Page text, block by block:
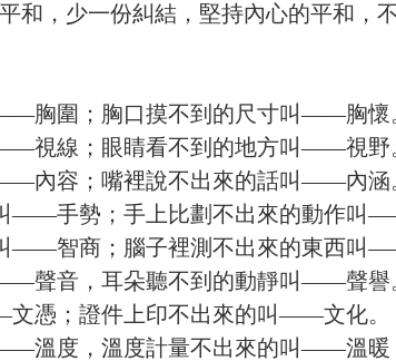
和，少一份糾結，堅持內心的平和，
胸圍；胸口摸不到的尺寸叫——胸懷
視線；眼睛看不到的地方叫——視野
內容；嘴裡說不出來的話叫——內涵
——手勢；手上比劃不出來的動作叫
——智商；腦子裡測不出來的東西叫
聲音，耳朵聽不到的動靜叫——聲譽
憑；證件上印不出來的叫——文化。
溫度，溫度計量不出來的叫——溫暖